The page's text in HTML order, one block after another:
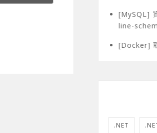
[MySQL]
line-
[Docker]
.NET